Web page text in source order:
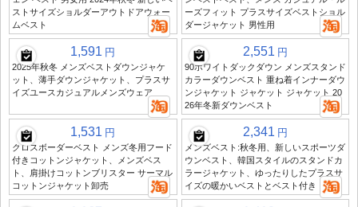
ストサイズショルダーアウトドアウォー
ムベスト
ーズフィット プラスサイズベストショル
ダージャケット 男性用
1,591 円
2025年秋冬 メンズベストダウンジャケ
ット、薄手ダウンジャケット、プラスサ
イズユースカジュアルメンズウェア
2,551 円
90ホワイトダックダウン メンズスタンド
カラーダウンベスト 重ね着インナーダウ
ンジャケット ジャケット ジャケット 20
26年冬新ダウンベスト
1,531 円
クロスボーダーベスト メンズ冬用フード
付きコットンジャケット、メンズベス
ト、肩掛けコットンブリスター サーマル
コットンジャケット卸売
2,341 円
メンズベスト:秋冬用、新しいスポーツダ
ウンベスト、韓国スタイルのスタンドカ
ラージャケット、ゆったりしたプラスサ
イズの暖かいベストとベスト付き